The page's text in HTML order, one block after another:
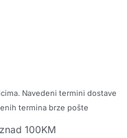
Navedeni termini dostave
termina brze pošte
100KM